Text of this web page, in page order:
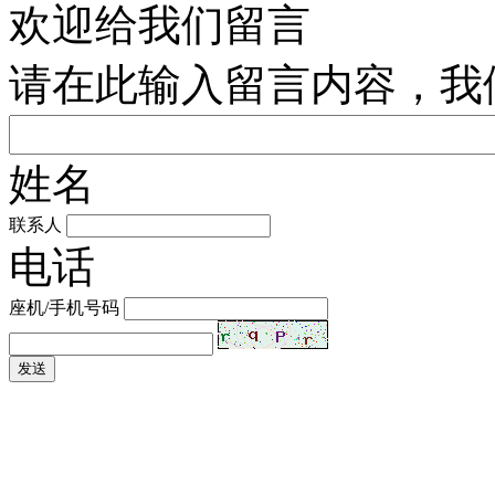
欢迎给我们留言
请在此输入留言内容，
姓名
联系人
电话
座机/手机号码